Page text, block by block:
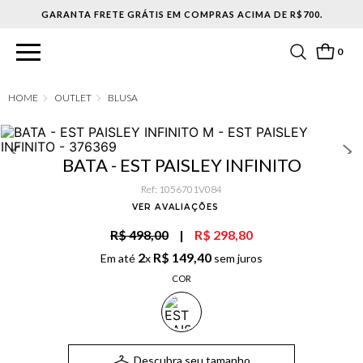
R$700.
0
OUTLET BLUSA
BATA - EST PAISLEY INFINITO
Ref: 1056701V084
VER AVALIAÇÕES
R$ 498,00 | R$ 298,80
Em até 2x R$ 149,40 sem juros
COR